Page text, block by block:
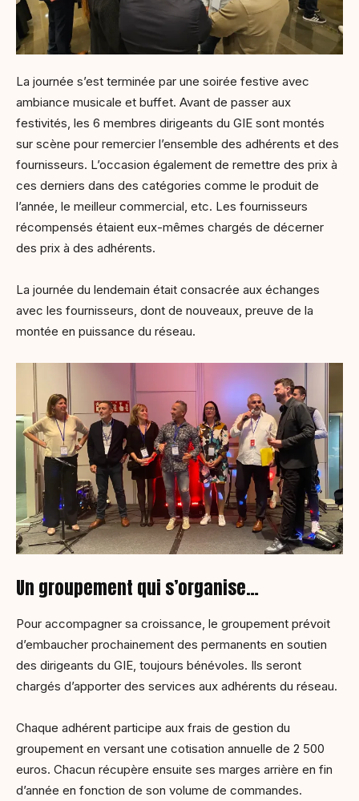
La journée s’est terminée par une soirée festive avec
ambiance musicale et buffet. Avant de passer aux
festivités, les 6 membres dirigeants du GIE sont montés
sur scène pour remercier l’ensemble des adhérents et des
fournisseurs. L’occasion également de remettre des prix à
ces derniers dans des catégories comme le produit de
l’année, le meilleur commercial, etc. Les fournisseurs
récompensés étaient eux-mêmes chargés de décerner
des prix à des adhérents.
La journée du lendemain était consacrée aux échanges
avec les fournisseurs, dont de nouveaux, preuve de la
montée en puissance du réseau.
Un groupement qui s’organise…
Pour accompagner sa croissance, le groupement prévoit
d’embaucher prochainement des permanents en soutien
des dirigeants du GIE, toujours bénévoles. Ils seront
chargés d’apporter des services aux adhérents du réseau.
Chaque adhérent participe aux frais de gestion du
groupement en versant une cotisation annuelle de 2 500
euros. Chacun récupère ensuite ses marges arrière en fin
d’année en fonction de son volume de commandes.